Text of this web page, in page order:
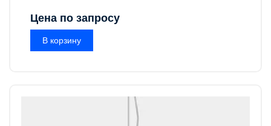
Цена по запросу
В корзину